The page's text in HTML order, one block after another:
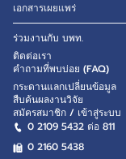
เอกสารเผยแพร่
ร่วมงานกับ บพท.
ติดต่อเรา
คำถามที่พบบ่อย (FAQ)
กระดานแลกเปลี่ยนข้อมูล
สืบค้นผลงานวิจัย
สมัครสมาชิก / เข้าสู่ระบบ
0 2109 5432 ต่อ 811
0 2160 5438